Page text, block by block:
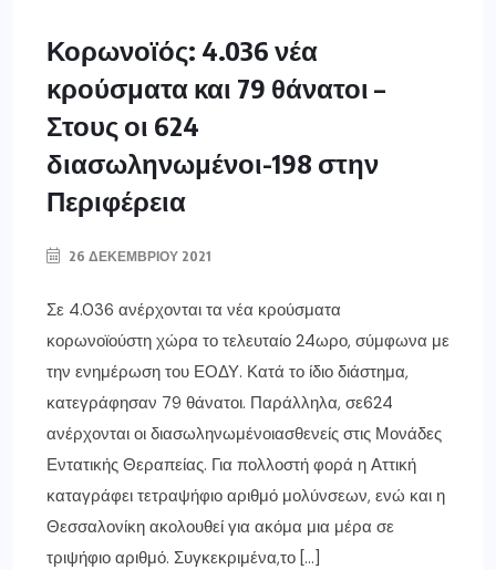
Κορωνοϊός: 4.036 νέα
κρούσματα και 79 θάνατοι –
Στους οι 624
διασωληνωμένοι-198 στην
Περιφέρεια
26 ΔΕΚΕΜΒΡΊΟΥ 2021
Σε 4.036 ανέρχονται τα νέα κρούσματα
κορωνοϊούστη χώρα το τελευταίο 24ωρο, σύμφωνα με
την ενημέρωση του ΕΟΔΥ. Κατά το ίδιο διάστημα,
κατεγράφησαν 79 θάνατοι. Παράλληλα, σε624
ανέρχονται οι διασωληνωμένοιασθενείς στις Μονάδες
Εντατικής Θεραπείας. Για πολλοστή φορά η Αττική
καταγράφει τετραψήφιο αριθμό μολύνσεων, ενώ και η
Θεσσαλονίκη ακολουθεί για ακόμα μια μέρα σε
τριψήφιο αριθμό. Συγκεκριμένα,το […]